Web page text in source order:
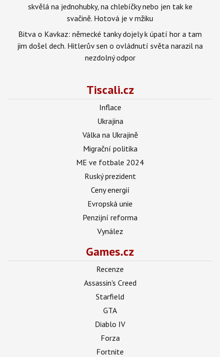
skvělá na jednohubky, na chlebíčky nebo jen tak ke
svačině. Hotová je v mžiku
Bitva o Kavkaz: německé tanky dojely k úpatí hor a tam
jim došel dech. Hitlerův sen o ovládnutí světa narazil na
nezdolný odpor
Tiscali.cz
Inflace
Ukrajina
Válka na Ukrajině
Migrační politika
ME ve fotbale 2024
Ruský prezident
Ceny energií
Evropská unie
Penzijní reforma
Vynález
Games.cz
Recenze
Assassin's Creed
Starfield
GTA
Diablo IV
Forza
Fortnite